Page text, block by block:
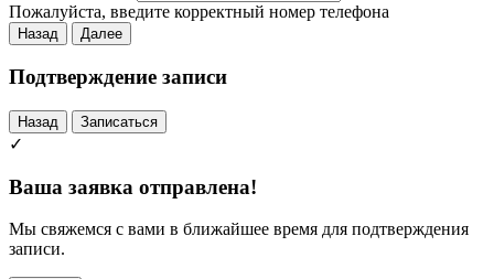
Пожалуйста, введите корректный номер телефона
Назад Далее
Подтверждение записи
Назад Записаться
✓
Ваша заявка отправлена!
Мы свяжемся с вами в ближайшее время для подтверждения
записи.